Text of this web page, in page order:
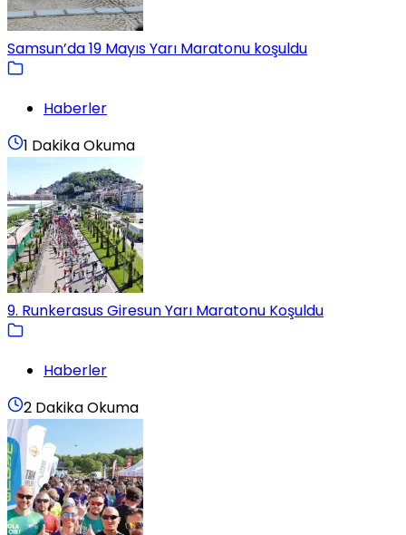
Samsun’da 19 Mayıs Yarı Maratonu koşuldu
Haberler
1 Dakika Okuma
9. Runkerasus Giresun Yarı Maratonu Koşuldu
Haberler
2 Dakika Okuma